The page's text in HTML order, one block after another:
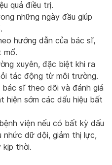
quả điều trị.
những ngày đầu giúp
hướng dẫn của bác sĩ,
mổ.
xuyên, đặc biệt khi ra
tác động từ môi trường.
bác sĩ theo dõi và đánh giá
hiện sớm các dấu hiệu bất
viện nếu có bất kỳ dấu
nhức dữ dội, giảm thị lực,
thời.